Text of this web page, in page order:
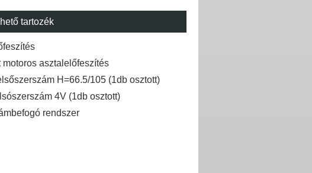
tartozék
asztalelőfeszítés
H=66.5/105 (1db osztott)
4V (1db osztott)
rendszer